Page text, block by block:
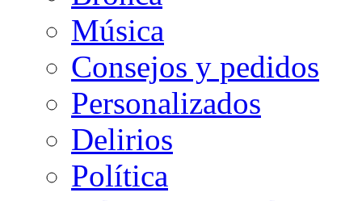
Música
Consejos y pedidos
Personalizados
Delirios
Política